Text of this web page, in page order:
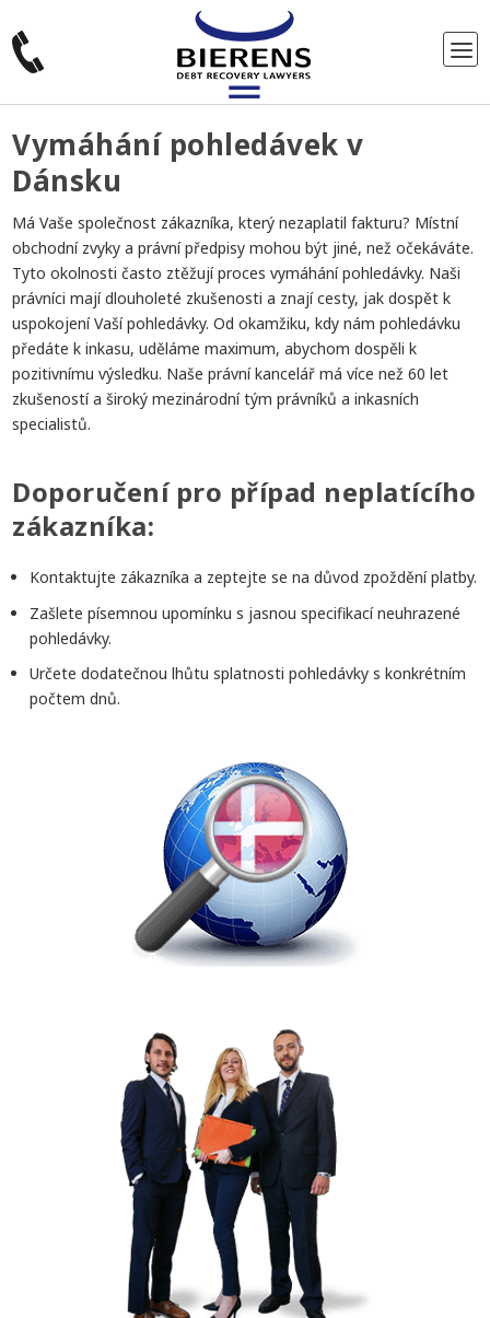
Vymáhání pohledávek v
Dánsku
Má Vaše společnost zákazníka, který nezaplatil fakturu? Místní
obchodní zvyky a právní předpisy mohou být jiné, než očekáváte.
Tyto okolnosti často ztěžují proces vymáhání pohledávky. Naši
právníci mají dlouholeté zkušenosti a znají cesty, jak dospět k
uspokojení Vaší pohledávky. Od okamžiku, kdy nám pohledávku
předáte k inkasu, uděláme maximum, abychom dospěli k
pozitivnímu výsledku. Naše právní kancelář má více než 60 let
zkušeností a široký mezinárodní tým právníků a inkasních
specialistů.
Doporučení pro případ neplatícího
zákazníka:
Kontaktujte zákazníka a zeptejte se na důvod zpoždění platby.
Zašlete písemnou upomínku s jasnou specifikací neuhrazené
pohledávky.
Určete dodatečnou lhůtu splatnosti pohledávky s konkrétním
počtem dnů.